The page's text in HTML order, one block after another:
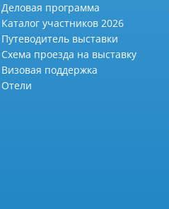
Деловая программа
Каталог участников 2026
Путеводитель выставки
Схема проезда на выставку
Визовая поддержка
Отели